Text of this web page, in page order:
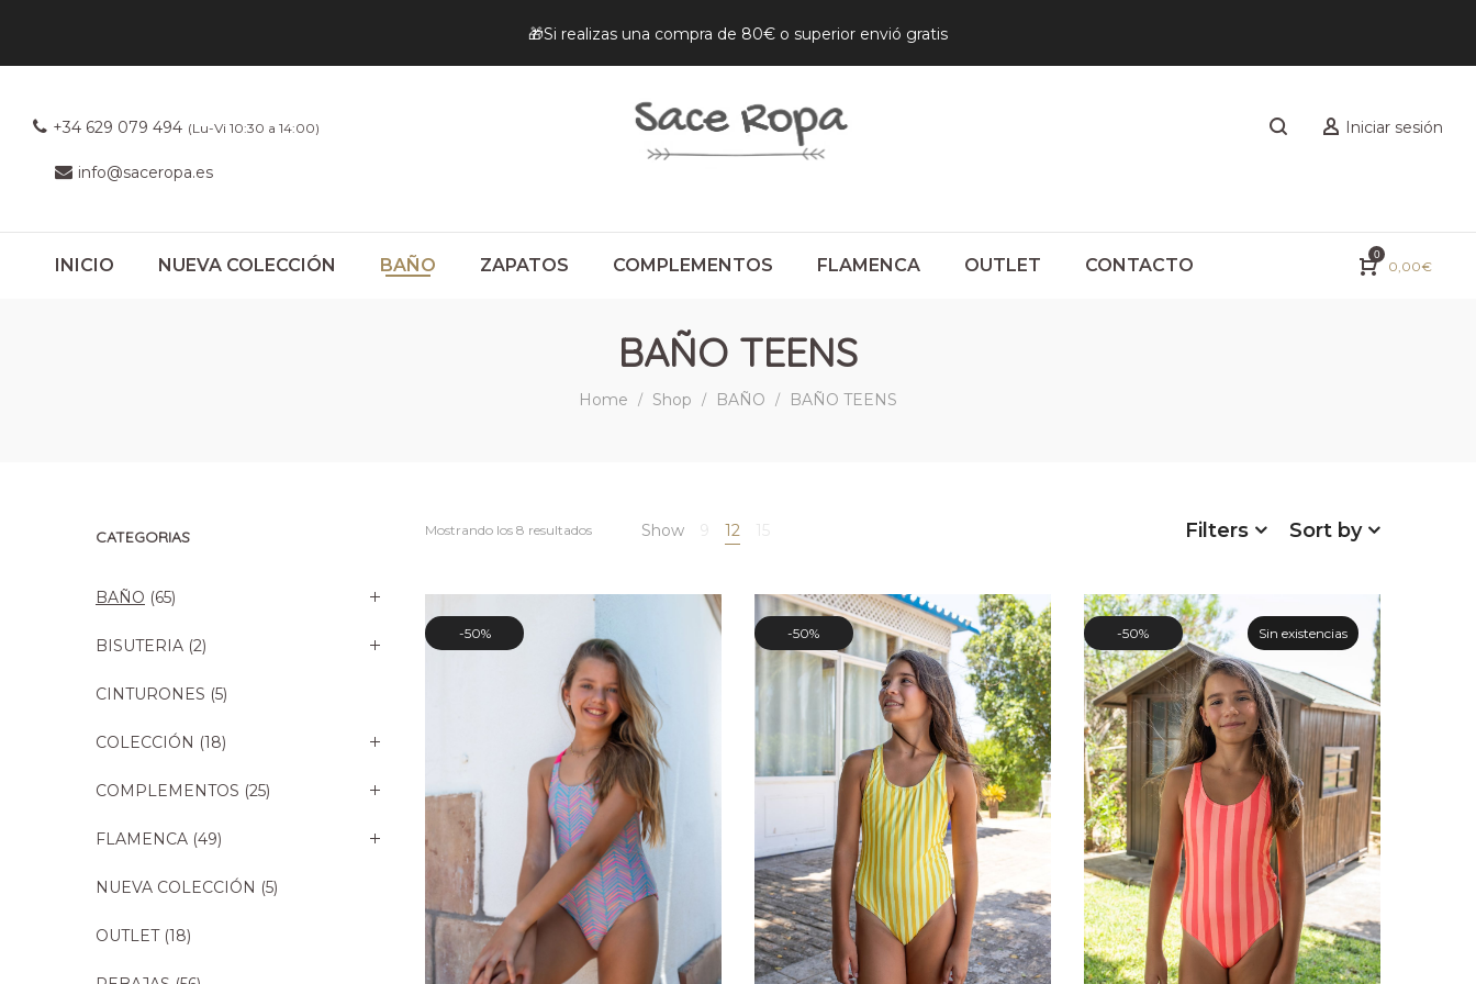
🎁Si realizas una compra de 80€ o superior envió gratis
+34 629 079 494 (Lu-Vi 10:30 a 14:00)
info@saceropa.es
Iniciar sesión
INICIO NUEVA COLECCIÓN BAÑO ZAPATOS COMPLEMENTOS FLAMENCA OUTLET CONTACTO
0
0,00€
BAÑO TEENS
Home / Shop / BAÑO / BAÑO TEENS
Mostrando los 8 resultados Show 12 15 Sort by
Filters
50% 50% 50% Sin existencias
CATEGORIAS
BAÑO (65)
BISUTERIA (2)
CINTURONES (5)
COLECCIÓN (18)
COMPLEMENTOS (25)
FLAMENCA (49)
NUEVA COLECCIÓN (5)
OUTLET (18)